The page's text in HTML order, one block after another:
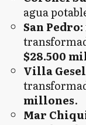
agua
San Pedro:
$28.500
Villa
millones.
Mar